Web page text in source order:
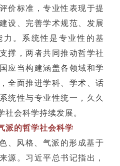
价标准，专业性表现于提
设、完善学术规范、发展
。系统性是专业性的基
撑，两者共同推动哲学社
应当构建涵盖各领域和学
全面推进学科、学术、话
统性与专业性统一，久久
社会科学持续发展。
派的哲学社会科学
、风格、气派的形成基于
源。习近平总书记指出，